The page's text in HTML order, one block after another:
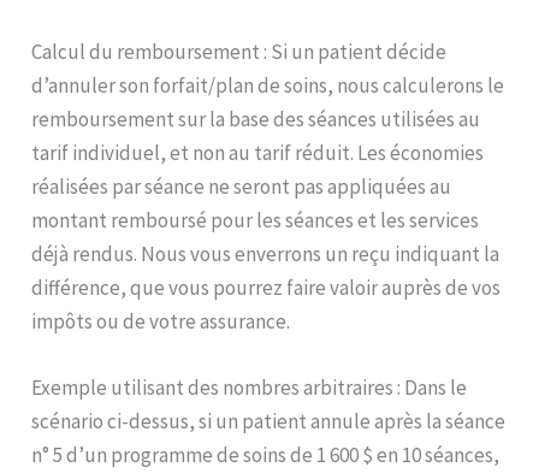
Calcul du remboursement : Si un patient décide
d’annuler son forfait/plan de soins, nous calculerons le
remboursement sur la base des séances utilisées au
tarif individuel, et non au tarif réduit. Les économies
réalisées par séance ne seront pas appliquées au
montant remboursé pour les séances et les services
déjà rendus. Nous vous enverrons un reçu indiquant la
différence, que vous pourrez faire valoir auprès de vos
impôts ou de votre assurance.
Exemple utilisant des nombres arbitraires : Dans le
scénario ci-dessus, si un patient annule après la séance
n° 5 d’un programme de soins de 1 600 $ en 10 séances,